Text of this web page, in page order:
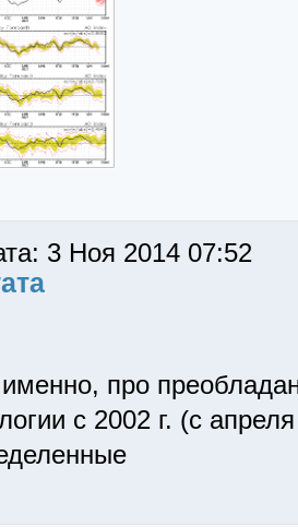
3 Ноя 2014 07:52
про
с 2002 г. (с